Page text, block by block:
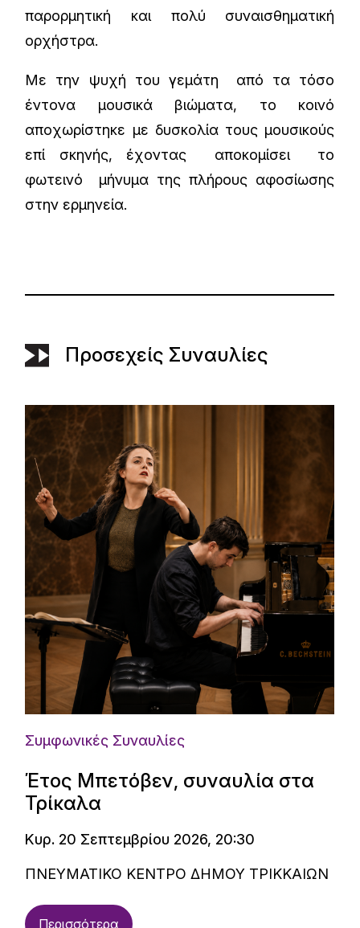
παρορμητική και πολύ συναισθηματική
ορχήστρα.
Με την ψυχή του γεμάτη από τα τόσο
έντονα μουσικά βιώματα, το κοινό
αποχωρίστηκε με δυσκολία τους μουσικούς
επί σκηνής, έχοντας αποκομίσει το
φωτεινό μήνυμα της πλήρους αφοσίωσης
στην ερμηνεία.
Προσεχείς Συναυλίες
Συμφωνικές Συναυλίες
Έτος Μπετόβεν, συναυλία στα
Τρίκαλα
Κυρ. 20 Σεπτεμβρίου 2026, 20:30
ΠΝΕΥΜΑΤΙΚΟ ΚΕΝΤΡΟ ΔΗΜΟΥ ΤΡΙΚΚΑΙΩΝ
Περισσότερα